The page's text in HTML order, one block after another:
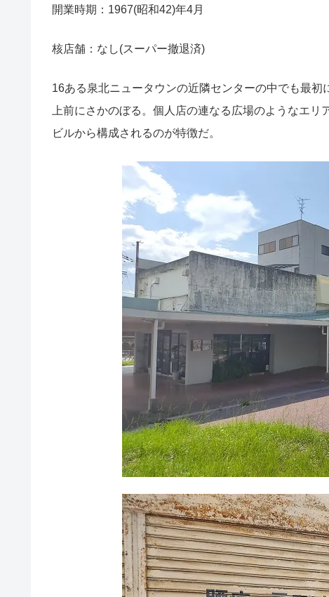
開業時期：1967(昭和42)年4月
核店舗：なし(スーパー撤退済)
16ある泉北ニュータウンの近隣センターの中でも最
上前にさかのぼる。個人店の連なる広場のようなエ
ビルから構成されるのが特徴だ。